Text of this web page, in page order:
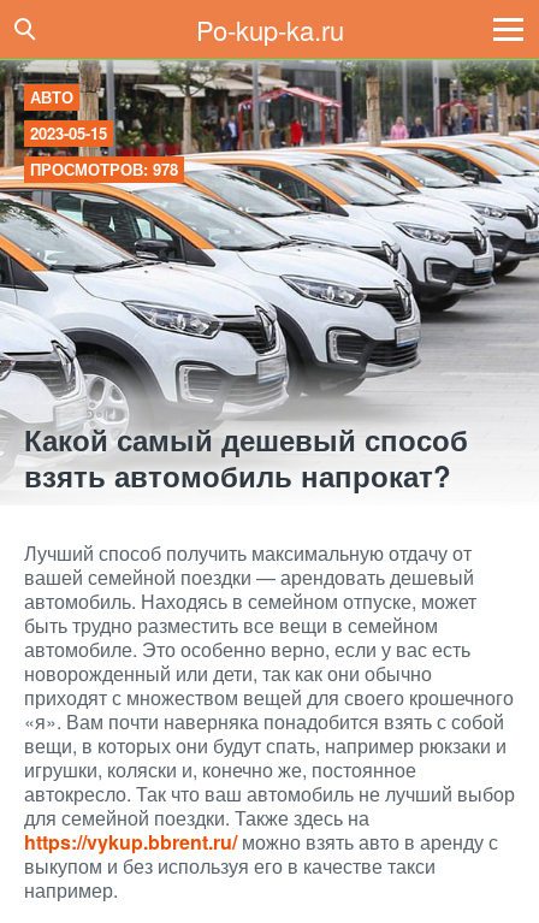
Po-kup-ka.ru
АВТО
2023-05-15
ПРОСМОТРОВ: 978
Какой самый дешевый способ
взять автомобиль напрокат?
Лучший способ получить максимальную отдачу от
вашей семейной поездки — арендовать дешевый
автомобиль. Находясь в семейном отпуске, может
быть трудно разместить все вещи в семейном
автомобиле. Это особенно верно, если у вас есть
новорожденный или дети, так как они обычно
приходят с множеством вещей для своего крошечного
«я». Вам почти наверняка понадобится взять с собой
вещи, в которых они будут спать, например рюкзаки и
игрушки, коляски и, конечно же, постоянное
автокресло. Так что ваш автомобиль не лучший выбор
для семейной поездки. Также здесь на
https://vykup.bbrent.ru/можно взять авто в аренду с
выкупом и без используя его в качестве такси
например.